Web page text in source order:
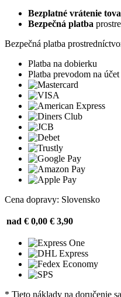
Bezplatné vrátenie
Bezpečná platba
Bezpečná platba
Platba na dobierku
Platba prevodom na účet
Cena dopravy: Slovensko
nad € 0,00 € 3,90
* Tieto náklady na doručenie